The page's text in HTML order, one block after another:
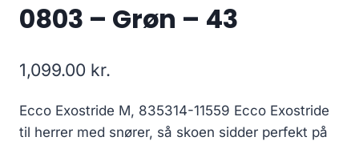
0803 – Grøn – 43
1,099.00 kr.
Ecco Exostride M, 835314-11559 Ecco Exostride
til herrer med snører, så skoen sidder perfekt på